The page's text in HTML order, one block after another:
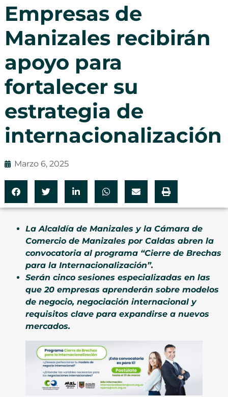
Empresas de
Manizales recibirán
apoyo para
fortalecer su
estrategia de
internacionalización
Marzo 6, 2025
La Alcaldía de Manizales y la Cámara de
Comercio de Manizales por Caldas abren la
convocatoria al programa “Cierre de Brechas
para la Internacionalización”.
Serán cinco sesiones especializadas en las
que 20 empresas aprenderán sobre modelos
de negocio, negociación internacional y
requisitos clave para expandirse a nuevos
mercados.